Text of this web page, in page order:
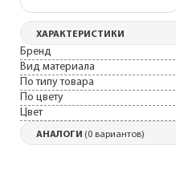
ХАРАКТЕРИСТИКИ
Бренд
Вид материала
По типу товара
По цвету
Цвет
АНАЛОГИ (0 вариантов)